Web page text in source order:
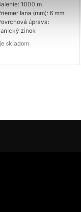
1000 m
lana (mm): 6 mm
úprava:
zinok
je skladom